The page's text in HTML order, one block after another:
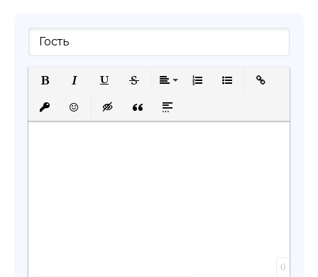
Подчеркнутый
Вставить защищенную ссылку
Вставить смайлик
Вставка скрытого текста
Вставка цитаты
Вставка спойлера
0